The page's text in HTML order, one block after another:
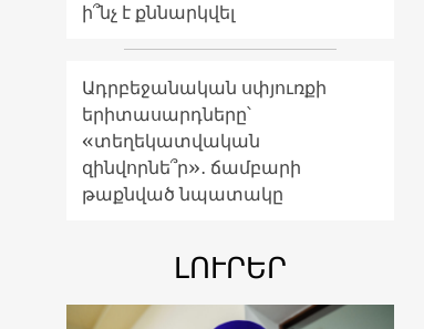
ի՞նչ է քննարկվել
Ադրբեջանական սփյուռքի
երիտասարդները՝
«տեղեկատվական
զինվորնե՞ր»․ ճամբարի
թաքնված նպատակը
ԼՈՒՐԵՐ